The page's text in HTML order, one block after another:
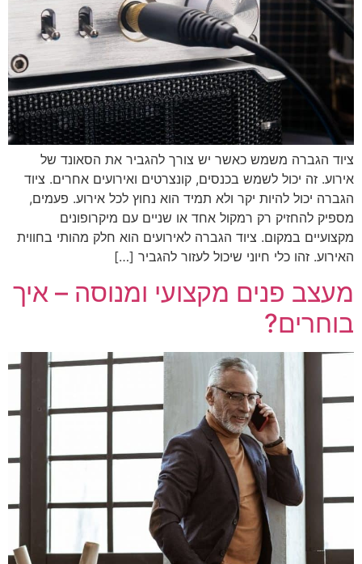
ציוד הגברה משמש כאשר יש צורך להגביר את הסאונד של
אירוע. זה יכול לשמש בכנסים, קונצרטים ואירועים אחרים. ציוד
הגברה יכול להיות יקר ולא תמיד הוא נחוץ לכל אירוע. פעמים,
מספיק להחזיק רק רמקול אחד או שניים עם מיקרופונים
מקצועיים במקום. ציוד הגברה לאירועים הוא חלק מהותי בחווית
האירוע. זהו כלי חיוני שיכול לעזור להגביר […]
מעצב פנים מקצועי ומנוסה – איך
בוחרים?